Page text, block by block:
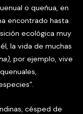
o queñua, en
encontrado hasta
ecológica muy
la vida de muchas
, por ejemplo, vive
césped de